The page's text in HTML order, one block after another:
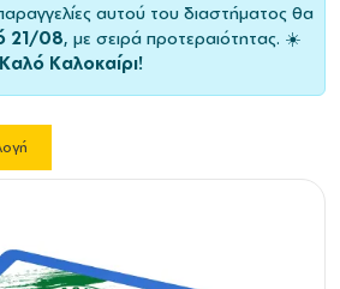
αυτού του διαστήματος θα
21/08, με σειρά προτεραιότητας. ☀️
Καλό Καλοκαίρι!